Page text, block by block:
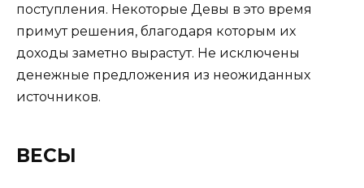
поступления. Некоторые Девы в это время
примут решения, благодаря которым их
доходы заметно вырастут. Не исключены
денежные предложения из неожиданных
источников.
ВЕСЫ